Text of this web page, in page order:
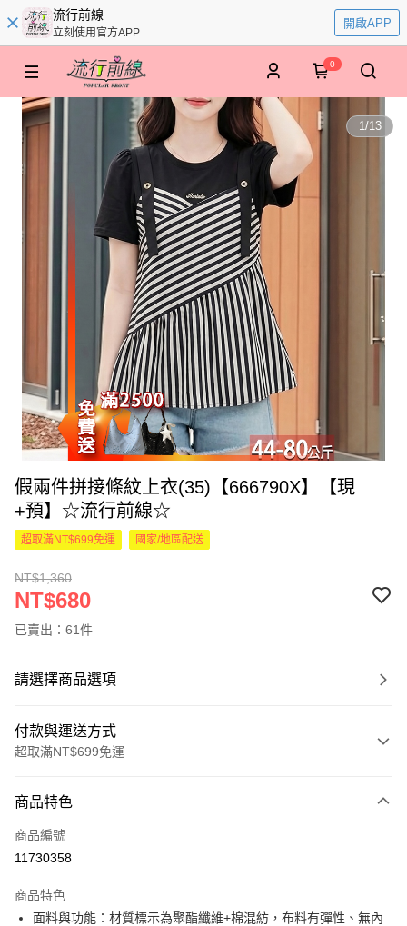
流行前線
立刻使用官方APP
開啟APP
0
1/13
假兩件拼接條紋上衣(35)【666790X】【現
+預】☆流行前線☆
超取滿NT$699免運 國家/地區配送
NT$1,360
NT$680
已賣出：61件
請選擇商品選項
付款與運送方式
超取滿NT$699免運
信用卡一次付款
超商取貨付款
Apple Pay
商品特色
商品編號
11730358
商品特色
面料與功能：材質標示為聚酯纖維+棉混紡，布料有彈性、無內